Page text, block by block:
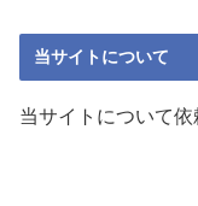
当サイトについて
当サイトについて